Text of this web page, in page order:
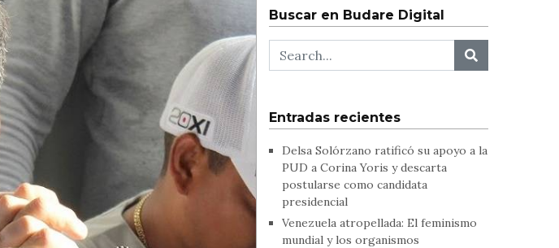
Buscar en Budare Digital
Entradas recientes
Delsa Solórzano ratificó su apoyo a la
PUD a Corina Yoris y descarta
postularse como candidata
presidencial
Venezuela atropellada: El feminismo
mundial y los organismos